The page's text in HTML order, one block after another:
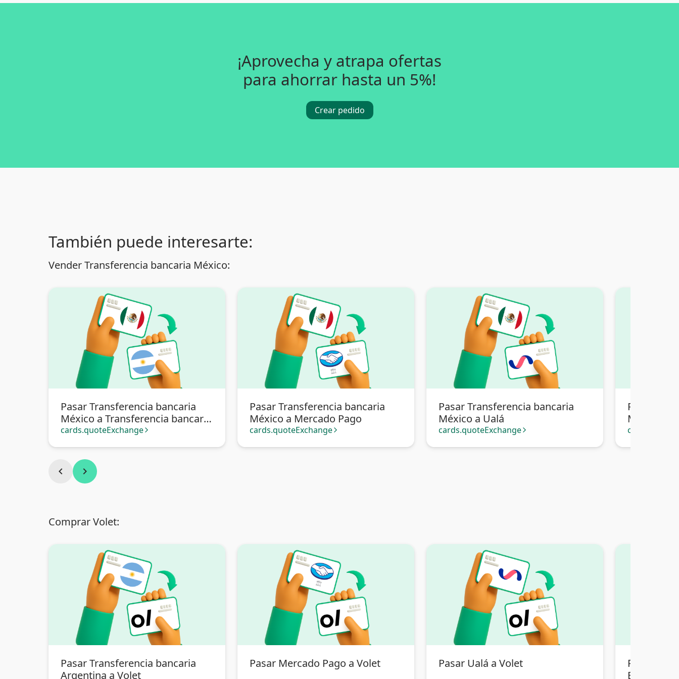
¡Aprovecha y atrapa ofertas
para ahorrar hasta un 5%!
Crear pedido
También puede interesarte:
Vender Transferencia bancaria México:
Pasar Transferencia bancaria
México a Transferencia bancaria
Argentina
cards.quoteExchange arrow_forward_ios
Pasar Transferencia bancaria
México a Mercado Pago
cards.quoteExchange arrow_forward_ios
Pasar Transferencia bancaria
México a Ualá
cards.quoteExchange arrow_forward_ios
Pasar
México a
Bolivia
chevron_left chevron_right
Comprar Volet:
Pasar Transferencia bancaria
Argentina a Volet
Pasar Mercado Pago a Volet Pasar Ualá a Volet
Pasar
Bolivia a